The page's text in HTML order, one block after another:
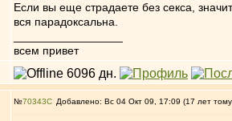
Если вы еще страдаете без секса,
вся парадоксальна.
всем привет
№70343 Добавлено: Вс 04 Окт 09, 17:09 (17 лет